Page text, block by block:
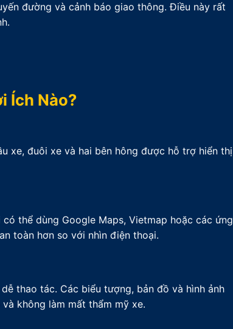
đường và cảnh báo giao thông. Điều này rất
Ích Nào?
xe, đuôi xe và hai bên hông được hỗ trợ hiển thị
thể dùng Google Maps, Vietmap hoặc các ứng
toàn hơn so với nhìn điện thoại.
thao tác. Các biểu tượng, bản đồ và hình ảnh
không làm mất thẩm mỹ xe.